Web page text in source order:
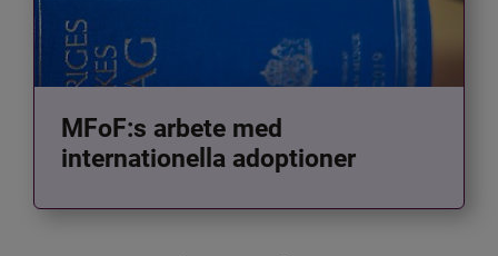
MFoF:s arbete med
internationella adoptioner